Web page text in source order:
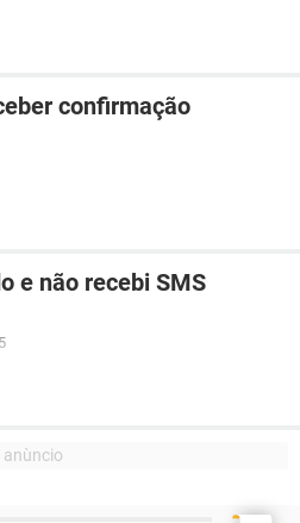
confirmação
e não recebi SMS